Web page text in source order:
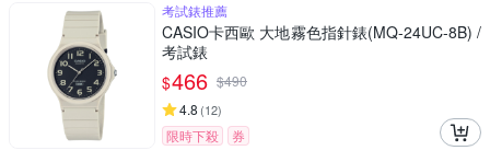
考試錶推薦
CASIO卡西歐 大地霧色指針錶(MQ-24UC-8B) /
考試錶
$466 $490
4.8 (12)
限時下殺 券